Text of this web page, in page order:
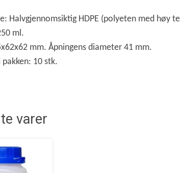
Halvgjennomsiktig HDPE (polyeten med høy
ml.
mm. Åpningens diameter 41 mm.
10 stk.
varer